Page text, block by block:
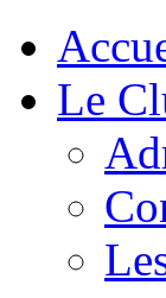
Le